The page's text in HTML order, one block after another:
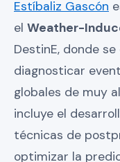
Estíbaliz Gascón
el Weather-
DestinE, donde
diagnosticar
globales de muy
incluye el
técnicas de
optimizar la